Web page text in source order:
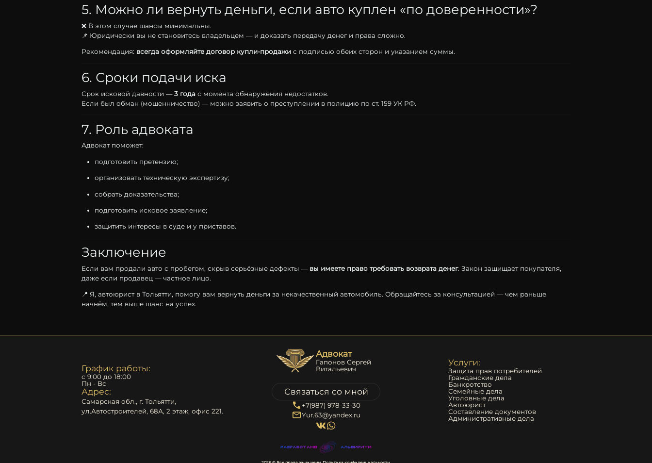
5. Можно ли вернуть деньги, если авто куплен «по доверенности»?
❌ В этом случае шансы минимальны.
📌 Юридически вы не становитесь владельцем — и доказать передачу денег и права сложно.
Рекомендация: всегда оформляйте договор купли-продажи с подписью обеих сторон и указанием суммы.
6. Сроки подачи иска
Срок исковой давности —3 года с момента обнаружения недостатков.
Если был обман (мошенничество) — можно заявить о преступлении в полицию по ст. 159 УК РФ.
7. Роль адвоката
Адвокат поможет:
подготовить претензию;
организовать техническую экспертизу;
собрать доказательства;
подготовить исковое заявление;
защитить интересы в суде и у приставов.
Заключение
Если вам продали авто с пробегом, скрыв серьёзные дефекты — вы имеете право требовать возврата денег. Закон защищает покупателя,
даже если продавец —частное лицо.
📍 Я, автоюрист в Тольятти, помогу вам вернуть деньги за некачественный автомобиль. Обращайтесь за консультацией —чем раньше
начнём, тем выше шанс на успех.
График работы:
c 9:00 до 18:00
Пн - Вс
Адрес:
Самарская обл., г. Тольятти,
ул.Автостроителей, 68А, 2 этаж, офис 221.
Адвокат
Гапонов Сергей
Витальевич
Связаться со мной
+7(987) 978-33-30
Yur.63@yandex.ru
Услуги:
Защита прав потребителей
Гражданские дела
Банкротство
Семейные дела
Уголовные дела
Автоюрист
Составление документов
Административные дела